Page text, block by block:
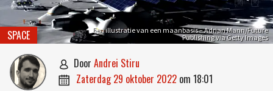
Een illustratie van een maanbasis – Adrian Mann/Future
Publishing via Getty Images
SPACE
 door Andrei Stiru
 zaterdag 29 oktober 2022 om 18:01